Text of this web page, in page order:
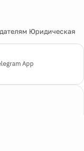
Юридическая
App